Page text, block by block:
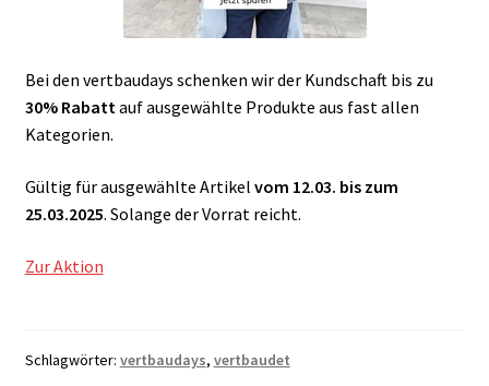
Bei den vertbaudays schenken wir der Kundschaft bis zu
30% Rabattauf ausgewählte Produkte aus fast allen
Kategorien.
Gültig für ausgewählte Artikel vom 12.03. bis zum
25.03.2025. Solange der Vorrat reicht.
Zur Aktion
Schlagwörter: vertbaudays, vertbaudet